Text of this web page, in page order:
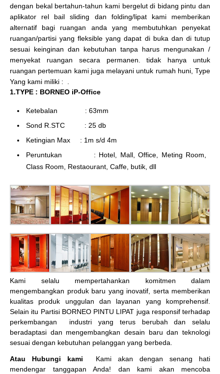
dengan bekal bertahun-tahun kami bergelut di bidang pintu dan
aplikator rel bail sliding dan folding/lipat kami memberikan
alternatif bagi ruangan anda yang membutuhkan penyekat
ruangan/partisi yang fleksible yang dapat di buka dan di tutup
sesuai keinginan dan kebutuhan tanpa harus mengunakan /
menyekat ruangan secara permanen. tidak hanya untuk
ruangan pertemuan kami juga melayani untuk rumah huni, Type
Yang kami miliki : .
1.TYPE : BORNEO iP-Office
Ketebalan : 63mm
Sond R.STC : 25 db
Ketingian Max : 1m s/d 4m
Peruntukan : Hotel, Mall, Office, Meting Room,
Class Room, Restaourant, Caffe, butik, dll
Kami selalu mempertahankan komitmen dalam
mengembangkan produk baru yang inovatif, serta memberikan
kualitas produk unggulan dan layanan yang komprehensif.
Selain itu Partisi BORNEO PINTU LIPAT juga responsif terhadap
perkembangan industri yang terus berubah dan selalu
beradaptasi dan mengembangkan desain baru dan teknologi
sesuai dengan kebutuhan pelanggan yang berbeda.
Atau Hubungi kami
Kami akan dengan senang hati
mendengar tanggapan Anda! dan kami akan mencoba